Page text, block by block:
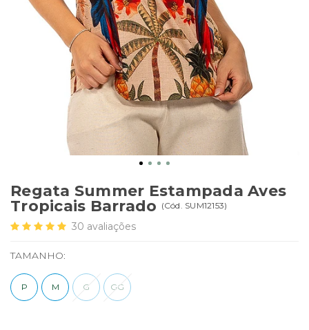
Regata Summer Estampada Aves
Tropicais Barrado (Cód. SUM12153)
30 avaliações
TAMANHO:
P M G GG